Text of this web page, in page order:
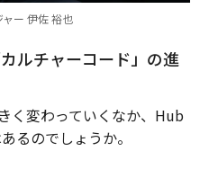
ー 伊佐 裕也
ルチャーコード」の進
く変わっていくなか、Hub
るのでしょうか。